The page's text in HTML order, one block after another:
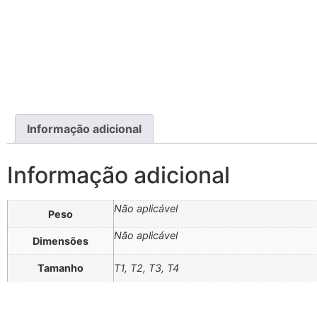
Informação adicional
Informação adicional
Peso Não aplicável
Dimensões Não aplicável
Tamanho T1, T2, T3, T4